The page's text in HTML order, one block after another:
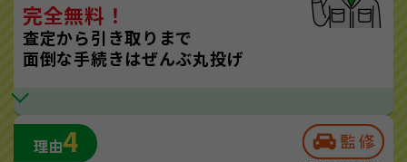
完全無料！
査定から引き取りまで
面倒な手続きはぜんぶ丸投げ
理由4